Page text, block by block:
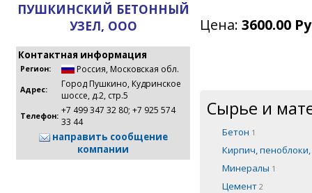
ПУШКИНСКИЙ БЕТОННЫЙ
УЗЕЛ, ООО
Контактная информация
Регион: Россия, Московская обл.
Адрес:
Город Пушкино, Кудринское
шоссе, д.2, стр.5
Телефон: +7 499 347 32 80; +7 925 574
33 44
направить сообщение
компании
Цена: 3600.00
Сырье и
Бетон 1
Кирпич,
Минералы 1
Цемент 2